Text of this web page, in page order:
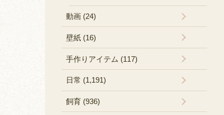
動画 (24)
壁紙 (16)
手作りアイテム (117)
日常 (1,191)
飼育 (936)